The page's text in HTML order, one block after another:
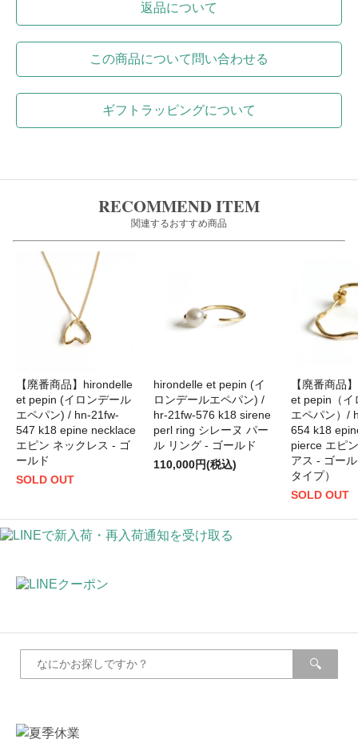
返品について
この商品について問い合わせる
ギフトラッピングについて
RECOMMEND ITEM
関連するおすすめ商品
【廃番商品】hirondelle
et pepin (イロンデール
エペパン) / hn-21fw-
547 k18 epine necklace
エピン ネックレス - ゴ
ールド
SOLD OUT
hirondelle et pepin (イ
ロンデールエペパン) /
hr-21fw-576 k18 sirene
perl ring シレーヌ パー
ル リング - ゴールド
110,000円(税込)
【廃番商品
et pepin（イ
エペパン）/
654 k18
pierce エピ
アス - ゴー
タイプ）
SOLD OUT